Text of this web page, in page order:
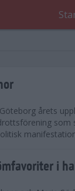
årets
som
i